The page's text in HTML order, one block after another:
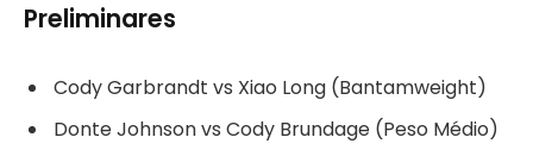
Preliminares
Cody Garbrandt vs Xiao Long (Bantamweight)
Donte Johnson vs Cody Brundage (Peso Médio)